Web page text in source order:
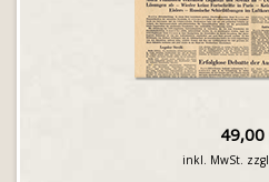
49,00
inkl. MwSt.